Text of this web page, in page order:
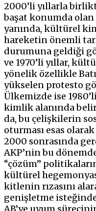
2000’li yıllarla
başat konumda
yanında, kültürel
hareketin önemli
durumuna geldiği
ve 1970’li yıllar,
yönelik özellikle
yükselen protesto
Ülkemizde ise
kimlik alanında
da, bu çelişkilerin
oturması esas
2000 sonrasında
AKP’nin bu
“çözüm”
kültürel
kitlenin rızasını
genişletme